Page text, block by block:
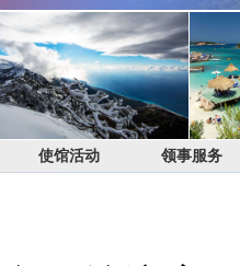
使馆活动 领事服务